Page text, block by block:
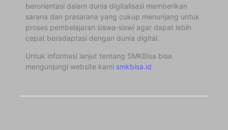
berorientasi dalam dunia digitalisasi memberikan
sarana dan prasarana yang cukup menunjang untuk
proses pembelajaran siswa-siswi agar dapat lebih
cepat beradaptasi dengan dunia digital.
Untuk informasi lanjut tentang SMKBisa bisa
mengunjungi website kami smkbisa.id